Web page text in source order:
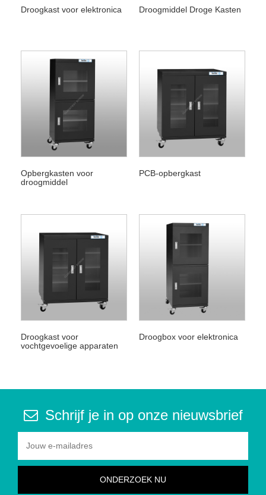
Droogkast voor elektronica Droogmiddel Droge Kasten
Opbergkasten voor
droogmiddel
PCB-opbergkast
Droogkast voor
vochtgevoelige apparaten
Droogbox voor elektronica
Schrijf je in op onze nieuwsbrief